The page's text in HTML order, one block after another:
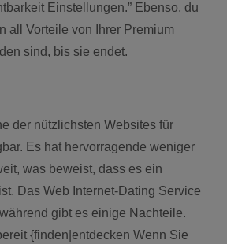
Einstellungen.” Ebenso, du
all Vorteile von Ihrer Premium
sind, bis sie endet.
der nützlichsten Websites für
Es hat hervorragende weniger
was beweist, dass es ein
Das Web Internet-Dating Service
gibt es einige Nachteile.
{finden|entdecken Wenn Sie